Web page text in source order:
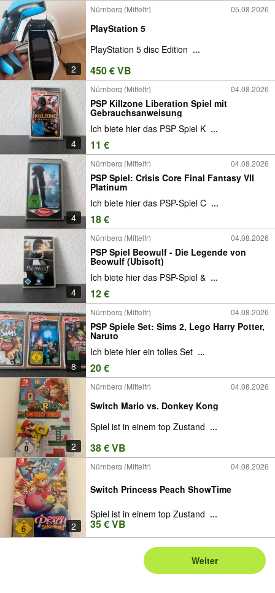
2
Nürnberg (Mittelfr) 05.08.2026
PlayStation 5
PlayStation 5 disc Edition ...
450 € VB
4
Nürnberg (Mittelfr) 04.08.2026
PSP Killzone Liberation Spiel mit
Gebrauchsanweisung
Ich biete hier das PSP Spiel K ...
11 €
4
Nürnberg (Mittelfr) 04.08.2026
PSP Spiel: Crisis Core Final Fantasy VII
Platinum
Ich biete hier das PSP-Spiel C ...
18 €
4
Nürnberg (Mittelfr) 04.08.2026
PSP Spiel Beowulf - Die Legende von
Beowulf (Ubisoft)
Ich biete hier das PSP-Spiel & ...
12 €
8
Nürnberg (Mittelfr) 04.08.2026
PSP Spiele Set: Sims 2, Lego Harry Potter,
Naruto
Ich biete hier ein tolles Set ...
20 €
2
Nürnberg (Mittelfr) 04.08.2026
Switch Mario vs. Donkey Kong
Spiel ist in einem top Zustand ...
38 € VB
2
Nürnberg (Mittelfr) 04.08.2026
Switch Princess Peach ShowTime
Spiel ist in einem top Zustand ...
35 € VB
Weiter